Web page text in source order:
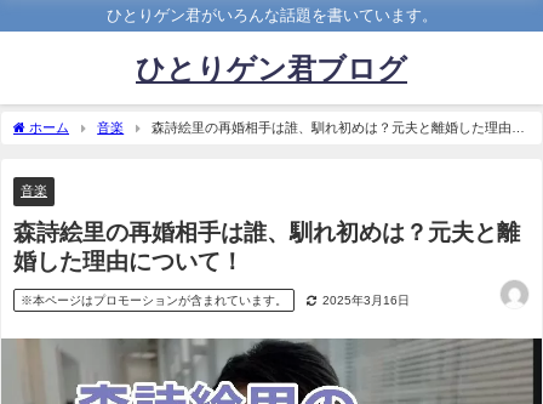
ひとりゲン君がいろんな話題を書いています。
ひとりゲン君ブログ
ホーム 音楽
森詩絵里の再婚相手は誰、馴れ初めは？元夫と離婚した理由に
音楽
森詩絵里の再婚相手は誰、馴れ初めは？元夫と離
婚した理由について！
※本ページはプロモーションが含まれています。 2025年3月16日